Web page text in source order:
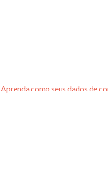
Aprenda como seus dados de